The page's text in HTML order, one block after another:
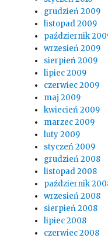
grudzień 2009
listopad 2009
październik
wrzesień 2009
sierpień 2009
lipiec 2009
czerwiec 2009
maj 2009
kwiecień 2009
marzec 2009
luty 2009
styczeń 2009
grudzień 2008
listopad 2008
październik
wrzesień 2008
sierpień 2008
lipiec 2008
czerwiec 2008